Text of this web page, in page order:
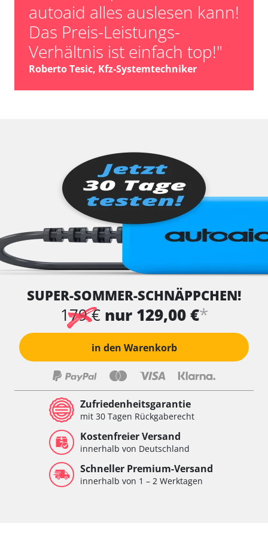
autoaid alles auslesen kann!
Das Preis-Leistungs-
Verhältnis ist einfach top!"
Roberto Tesic, Kfz-Systemtechniker
SUPER-SOMMER-SCHNÄPPCHEN!
179 € nur 129,00 €*
in den Warenkorb
Zufriedenheitsgarantie
mit 30 Tagen Rückgaberecht
Kostenfreier Versand
innerhalb von Deutschland
Schneller Premium-Versand
innerhalb von 1 – 2 Werktagen